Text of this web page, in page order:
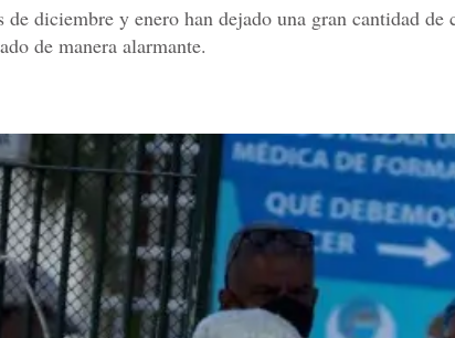
de diciembre y enero han dejado una gran cantidad
de manera alarmante.